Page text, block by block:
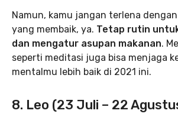
Namun, kamu jangan terlena
yang membaik, ya. Tetap rutin
dan mengatur asupan makanan.
seperti meditasi juga bisa menjaga
mentalmu lebih baik di 2021 ini.
8. Leo (23 Juli – 22